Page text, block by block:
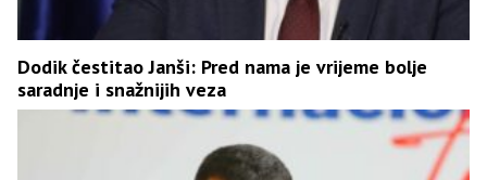
Dodik čestitao Janši: Pred nama je vrijeme bolje
saradnje i snažnijih veza